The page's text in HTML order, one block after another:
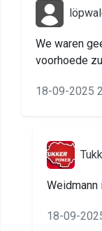
We waren
voorhoede
18-09-2025
18-09-